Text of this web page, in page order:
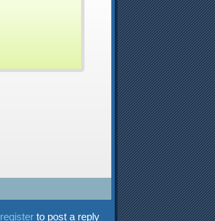
registerto post a reply